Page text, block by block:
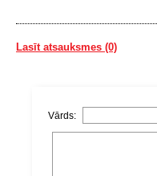
Lasīt atsauksmes (0)
Vārds: